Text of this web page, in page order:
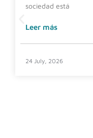
sociedad está
Leer más
24 July, 2026